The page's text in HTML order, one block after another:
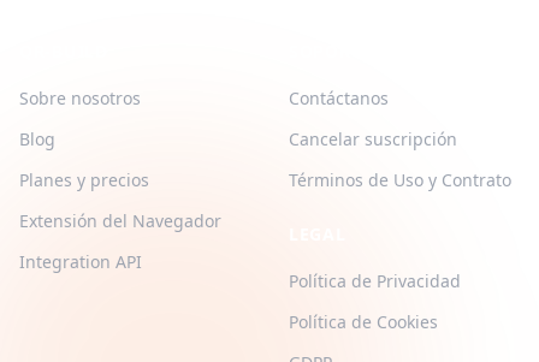
Sobre nosotros
Blog
Planes y precios
Extensión del Navegador
Integration API
Contáctanos
Cancelar suscripción
Términos de Uso y Contrato
Política de Privacidad
Política de Cookies